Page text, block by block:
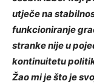
utječe na
funkcioniranje
stranke nije u
kontinuitetu
Žao mi je što je